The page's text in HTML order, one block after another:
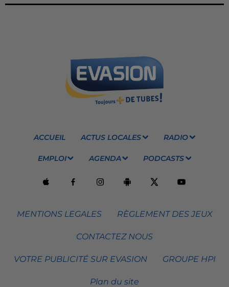
ACCUEIL ACTUS LOCALES RADIO
EMPLOI AGENDA PODCASTS
MENTIONS LEGALES RÈGLEMENT DES JEUX
CONTACTEZ NOUS
VOTRE PUBLICITÉ SUR EVASION GROUPE HPI
Plan du site